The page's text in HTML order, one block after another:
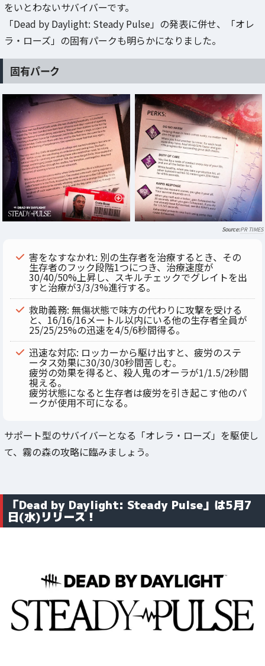
をいとわないサバイバーです。
「Dead by Daylight: Steady Pulse」の発表に併せ、「オレ
ラ・ローズ」の固有パークも明らかになりました。
固有パーク
PR TIMES
害をなすなかれ: 別の生存者を治療するとき、その
生存者のフック段階1つにつき、治療速度が
30/40/50%上昇し、スキルチェックでグレイトを出
すと治療が3/3/3%進行する。
救助義務: 無傷状態で味方の代わりに攻撃を受ける
と、16/16/16メートル以内にいる他の生存者全員が
25/25/25%の迅速を4/5/6秒間得る。
迅速な対応: ロッカーから駆け出すと、疲労のステ
ータス効果に30/30/30秒間苦しむ。
疲労の効果を得ると、殺人鬼のオーラが1/1.5/2秒間
視える。
疲労状態になると生存者は疲労を引き起こす他のパ
ークが使用不可になる。
サポート型のサバイバーとなる「オレラ・ローズ」を駆使し
て、霧の森の攻略に臨みましょう。
「Dead by Daylight: Steady Pulse」は5月7
日(水)リリース！